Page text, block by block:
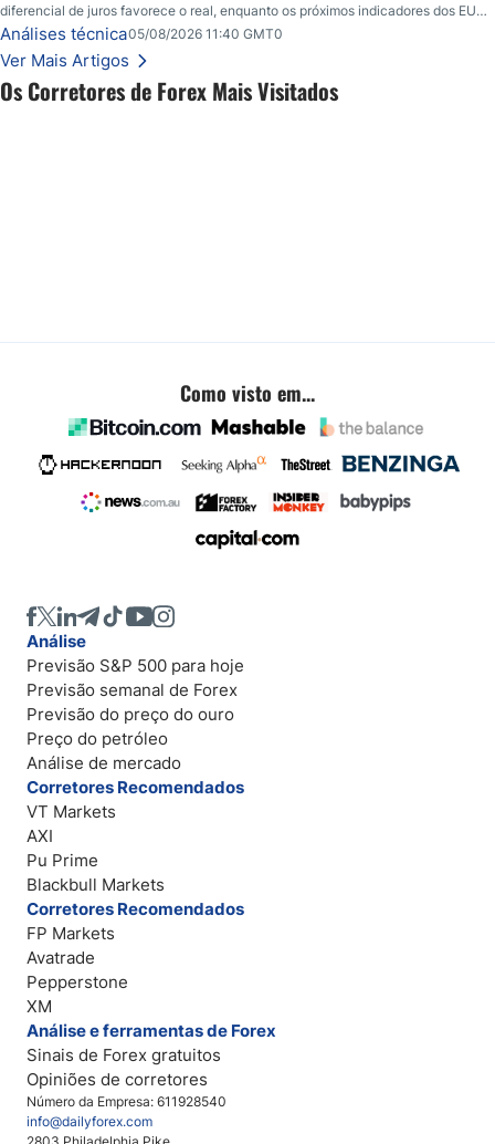
Os Corretores de Forex Mais Visitados
diferencial de juros favorece o real, enquanto os próximos indicadores dos EUA
podem influenciar o comportamento do dólar e o ritmo do mercado.
Análises técnica05/08/2026 11:40 GMT0
Ver Mais Artigos
Como visto em...
Número da Empresa: 611928540
info@dailyforex.com
Análise
Previsão S&P 500 para hoje
Previsão semanal de Forex
Previsão do preço do ouro
Preço do petróleo
Análise de mercado
Corretores Recomendados
VT Markets
AXI
Pu Prime
Blackbull Markets
Corretores Recomendados
FP Markets
Avatrade
Pepperstone
XM
Análise e ferramentas de Forex
Sinais de Forex gratuitos
Opiniões de corretores